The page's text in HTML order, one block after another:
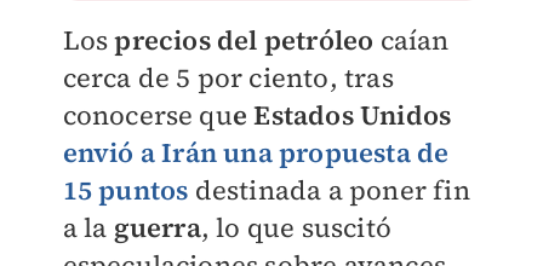
Losprecios del petróleo caían
cerca de 5 por ciento, tras
conocerse que Estados Unidos
envió aIránuna propuesta de
15 puntos destinada a poner fin
a la guerra, lo que suscitó